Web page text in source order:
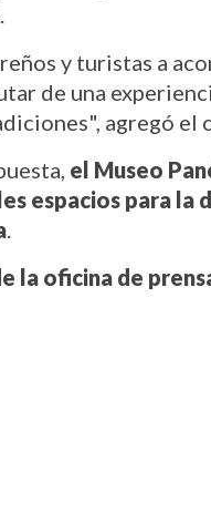
.
y turistas a
de una
agregó el
el Museo
espacios para
.
la oficina de